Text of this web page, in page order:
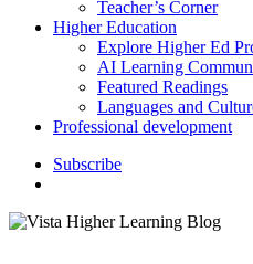
Teacher’s Corner
Higher Education
Explore Higher Ed
AI Learning
Featured Readings
Languages and
Professional development
Subscribe